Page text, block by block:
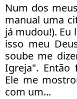
Num dos
manual uma
já mudou!). Eu
isso meu
soube me
Igreja". Então
Ele me
com um...